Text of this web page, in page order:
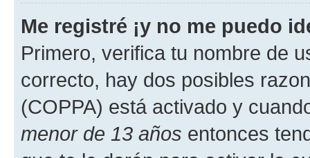
Me registré ¡y no me puedo
Primero, verifica tu nombre de
correcto, hay dos posibles
(COPPA) está activado y
menor de 13 años entonces